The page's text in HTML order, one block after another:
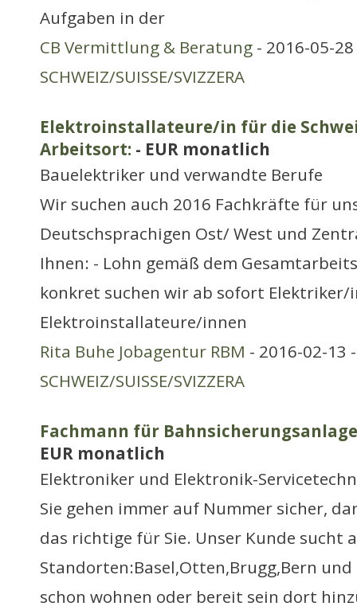
Aufgaben in der
CB Vermittlung & Beratung - 2016-05-
SCHWEIZ/SUISSE/SVIZZERA
Elektroinstallateure/in für die
Arbeitsort: - EUR monatlich
Bauelektriker und verwandte Berufe
Wir suchen auch 2016 Fachkräfte für
Deutschsprachigen Ost/ West und
Ihnen: - Lohn gemäß dem
konkret suchen wir ab sofort Elektriker/
Elektroinstallateure/innen
Rita Buhe Jobagentur RBM - 2016-02-13 -
SCHWEIZ/SUISSE/SVIZZERA
Fachmann für
EUR monatlich
Elektroniker und Elektronik-
Sie gehen immer auf Nummer sicher,
das richtige für Sie. Unser Kunde sucht
Standorten:Basel,Otten,Brugg,Bern
schon wohnen oder bereit sein dort